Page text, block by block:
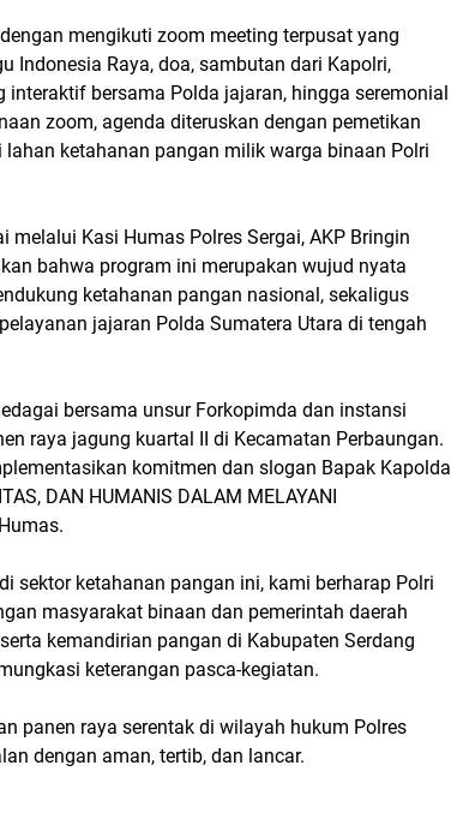
mengikuti zoom meeting terpusat yang
Indonesia Raya, doa, sambutan dari Kapolri,
bersama Polda jajaran, hingga seremonial
zoom, agenda diteruskan dengan pemetikan
ketahanan pangan milik warga binaan Polri
melalui Kasi Humas Polres Sergai, AKP Bringin
bahwa program ini merupakan wujud nyata
ketahanan pangan nasional, sekaligus
jajaran Polda Sumatera Utara di tengah
bersama unsur Forkopimda dan instansi
raya jagung kuartal II di Kecamatan Perbaungan.
komitmen dan slogan Bapak Kapolda
DAN HUMANIS DALAM MELAYANI
sektor ketahanan pangan ini, kami berharap Polri
masyarakat binaan dan pemerintah daerah
kemandirian pangan di Kabupaten Serdang
keterangan pasca-kegiatan.
panen raya serentak di wilayah hukum Polres
dengan aman, tertib, dan lancar.